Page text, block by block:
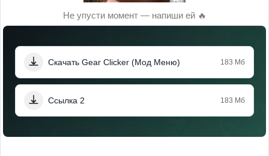
Не упусти момент — напиши ей 🔥
Скачать Gear Clicker (Мод Меню) 183 Мб
Ссылка 2 183 Мб